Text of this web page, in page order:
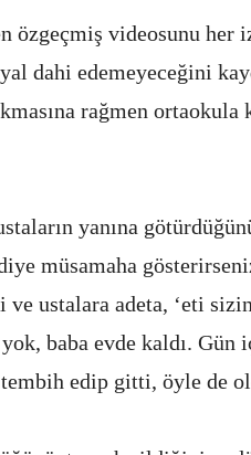
özgeçmiş videosunu her
dahi edemeyeceğini
rağmen ortaokula
yanına
müsamaha
ve ustalara adeta, ‘eti
baba evde kaldı.
edip gitti, öyle de